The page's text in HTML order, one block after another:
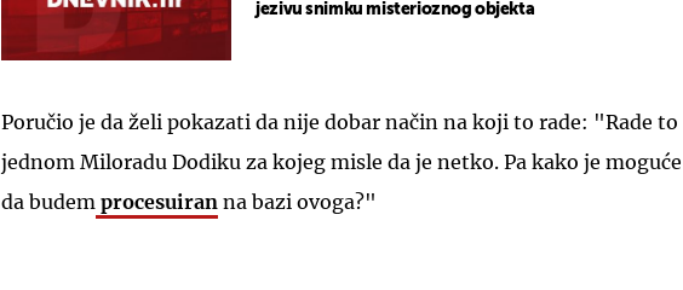
jezivu snimku misterioznog objekta
Poručio je da želi pokazati da nije dobar način na koji to rade: "Rade to
jednom Miloradu Dodiku za kojeg misle da je netko. Pa kako je moguće
da budem procesuiran na bazi ovoga?"